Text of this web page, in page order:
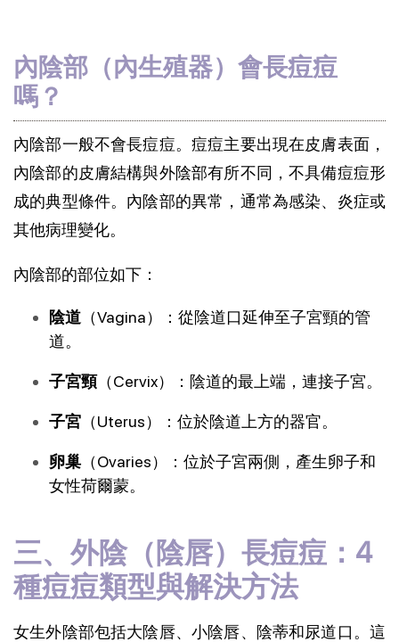
內陰部（內生殖器）會長痘痘
嗎？
內陰部一般不會長痘痘。痘痘主要出現在皮膚表面，
內陰部的皮膚結構與外陰部有所不同，不具備痘痘形
成的典型條件。內陰部的異常，通常為感染、炎症或
其他病理變化。
內陰部的部位如下：
陰道 （Vagina）：從陰道口延伸至子宮頸的管
道。
子宮頸（Cervix）：陰道的最上端，連接子宮。
子宮 （Uterus）：位於陰道上方的器官。
卵巢 （Ovaries）：位於子宮兩側，產生卵子和
女性荷爾蒙。
三、外陰（陰唇）長痘痘：4
種痘痘類型與解決方法
女生外陰部包括大陰唇、小陰唇、陰蒂和尿道口。這